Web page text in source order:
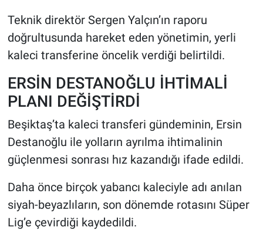
Teknik direktör Sergen Yalçın’ın raporu
doğrultusunda hareket eden yönetimin, yerli
kaleci transferine öncelik verdiği belirtildi.
ERSİN DESTANOĞLU İHTİMALİ
PLANI DEĞİŞTİRDİ
Beşiktaş’ta kaleci transferi gündeminin, Ersin
Destanoğlu ile yolların ayrılma ihtimalinin
güçlenmesi sonrası hız kazandığı ifade edildi.
Daha önce birçok yabancı kaleciyle adı anılan
siyah-beyazlıların, son dönemde rotasını Süper
Lig’e çevirdiği kaydedildi.
Bilim, Teknoloji